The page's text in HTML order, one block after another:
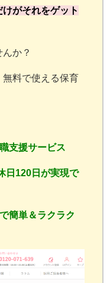
がそれをゲット
か？
料で使える保育
支援サービス
日120日が実現で
簡単＆ラクラク